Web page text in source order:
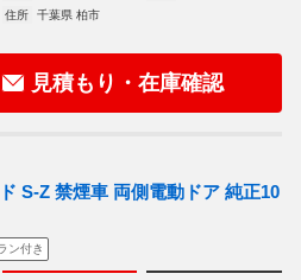
住所
千葉県 柏市
見積もり・在庫確認
S-Z 禁煙車 両側電動ドア 純正10
ン付き